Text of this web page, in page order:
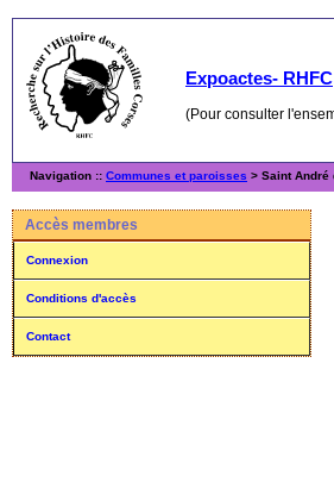
Expoactes- RHFC
(Pour consulter
Navigation :: Communes et paroisses > Saint André
Accès membres
Connexion
Conditions d'accès
Contact